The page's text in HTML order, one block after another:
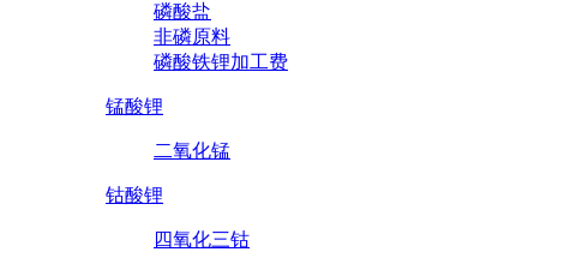
磷酸盐
非磷原料
磷酸铁锂加工费
锰酸锂
二氧化锰
钴酸锂
四氧化三钴